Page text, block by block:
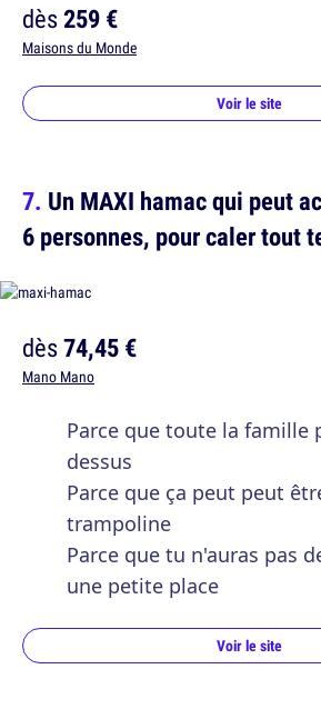
dès259 €
Maisons du Monde
Voir le site
Un MAXI hamac qui peut
6 personnes, pour caler tout
dès74,45 €
Mano Mano
Parce que toute la famille
dessus
Parce que ça peut peut
trampoline
Parce que tu n'auras pas
une petite place
Voir le site